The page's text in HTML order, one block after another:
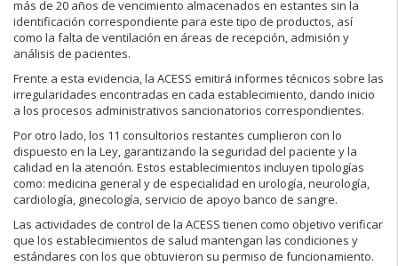
más de 20 años de vencimiento almacenados en estantes sin la
identificación correspondiente para este tipo de productos, así
como la falta de ventilación en áreas de recepción, admisión y
análisis de pacientes.
Frente a esta evidencia, la ACESS emitirá informes técnicos sobre las
irregularidades encontradas en cada establecimiento, dando inicio
a los procesos administrativos sancionatorios correspondientes.
Por otro lado, los 11 consultorios restantes cumplieron con lo
dispuesto en la Ley, garantizando la seguridad del paciente y la
calidad en la atención. Estos establecimientos incluyen tipologías
como: medicina general y de especialidad en urología, neurología,
cardiología, ginecología, servicio de apoyo banco de sangre.
Las actividades de control de la ACESS tienen como objetivo verificar
que los establecimientos de salud mantengan las condiciones y
estándares con los que obtuvieron su permiso de funcionamiento.